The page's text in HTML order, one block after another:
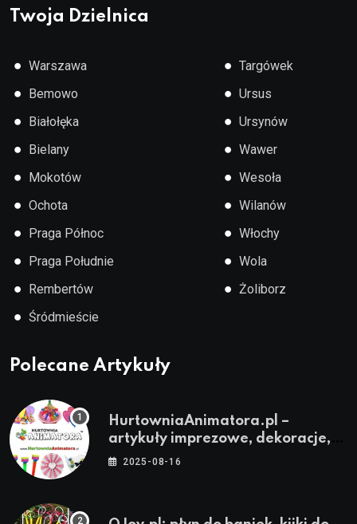
Twoja Dzielnica
● Warszawa
● Bemowo
● Białołęka
● Bielany
● Mokotów
● Ochota
● Praga Północ
● Praga Południe
● Rembertów
● Śródmieście
● Targówek
● Ursus
● Ursynów
● Wawer
● Wesoła
● Wilanów
● Włochy
● Wola
● Żoliborz
Polecane Artykuły
HurtowniaAnimatora.pl –
artykuły imprezowe, dekoracje,
stroje i akcesoria dla animatorów
2025-08-16